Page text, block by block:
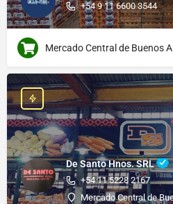
+54 9 11 6600 3544
Mercado Central de Buenos
De Santo Hnos. SRL
+54 11 5228 2167
Mercado Central de